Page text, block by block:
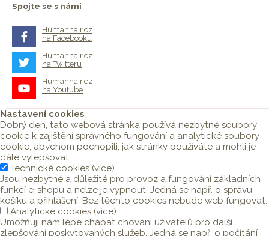
Spojte se s námi
Humanhair.cz
na Facebooku
Humanhair.cz
na Twitteru
Humanhair.cz
na Youtube
Nastavení cookies
Dobrý den, tato webová stránka používá nezbytné soubory
cookie k zajištění správného fungování a analytické soubory
cookie, abychom pochopili, jak stránky používáte a mohli je
dále vylepšovat.
Technické cookies (více)
Jsou nezbytné a důležité pro provoz a fungování základních
funkcí e-shopu a nelze je vypnout. Jedná se např. o správu
košíku a přihlášení. Bez těchto cookies nebude web fungovat.
Analytické cookies (více)
Umožňují nám lépe chápat chování uživatelů pro další
zlepšování poskytovaných služeb. Jedná se např. o počítání